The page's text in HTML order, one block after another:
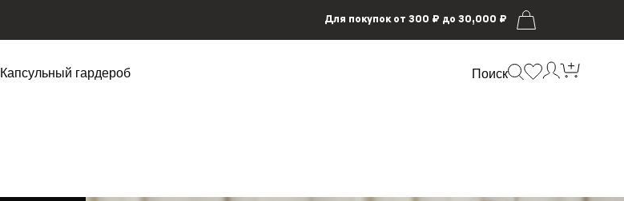
Для покупок от 300 ₽ до 30,000 ₽
Капсульный гардероб Поиск